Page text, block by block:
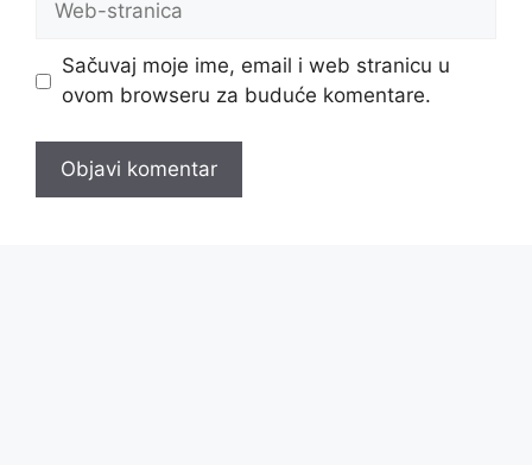
Sačuvaj moje ime, email i web stranicu u
ovom browseru za buduće komentare.